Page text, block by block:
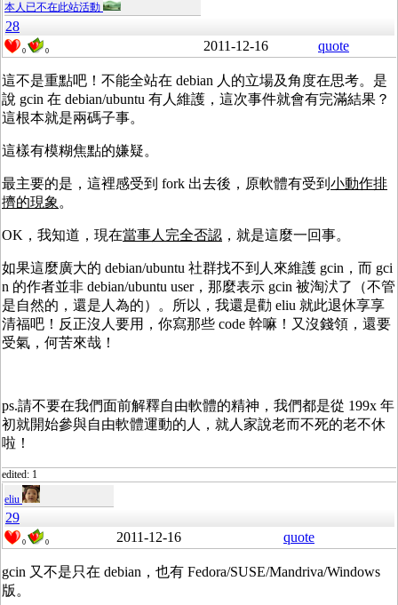
本人已不在此站活動
28
0 0 2011-12-16 quote
這不是重點吧！不能全站在 debian 人的立場及角度在思考。是
說 gcin 在 debian/ubuntu 有人維護，這次事件就會有完滿結果？
這根本就是兩碼子事。
這樣有模糊焦點的嫌疑。
最主要的是，這裡感受到 fork 出去後，原軟體有受到 小動作排
擠的現象。
OK，我知道，現在當事人完全否認 ，就是這麼一回事。
如果這麼廣大的 debian/ubuntu 社群找不到人來維護 gcin，而 gci
n 的作者並非 debian/ubuntu user，那麼表示 gcin 被淘汱了（不管
是自然的，還是人為的）。所以，我還是勸 eliu 就此退休享享
清福吧！反正沒人要用，你寫那些 code 幹嘛！又沒錢領，還要
受氣，何苦來哉！
ps.請不要在我們面前解釋自由軟體的精神，我們都是從 199x 年
初就開始參與自由軟體運動的人，就人家說老而不死的老不休
啦！
edited: 1
eliu
29
0 0 2011-12-16 quote
gcin 又不是只在 debian，也有 Fedora/SUSE/Mandriva/Windows
版。